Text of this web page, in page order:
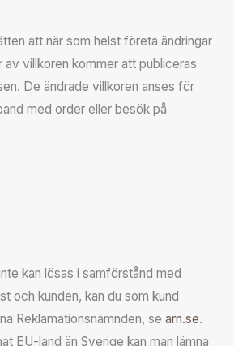
att när som helst företa ändringar
av villkoren kommer att publiceras
De ändrade villkoren anses för
med order eller besök på
kan lösas i samförstånd med
och kunden, kan du som kund
Reklamationsnämnden, se arn.se.
EU-land än Sverige kan man lämna